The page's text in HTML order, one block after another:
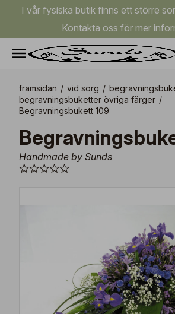
I vår fysiska butik finns ett större
Kontakta oss för mer
framsidan / vid sorg /
begravningsbuketter övriga färger /
Begravningsbukett 109
Handmade by Sunds